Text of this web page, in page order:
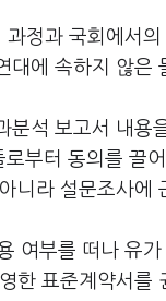
정과 국회에서
대에 속하지 않은
분석 보고서 내용
로부터 동의를 끌
니라 설문조사에
여부를 떠나 유
한 표준계약서를